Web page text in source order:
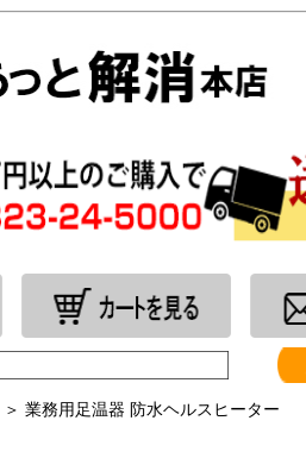
＞ 業務用足温器 防水ヘルスヒーター